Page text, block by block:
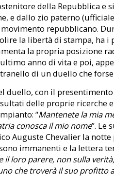
della Repubblica
e dallo zio paterno
repubblicano.
la libertà di stampa, ha
la propria posizione
anno di vita e poi,
di un duello che
duello, con il
delle proprie ricerche
“Mantenete la mia
conosca il mio nome”. Le
Auguste Chevalier la
immanenti e la lettera
il loro parere, non sulla
che troverà il suo profitto